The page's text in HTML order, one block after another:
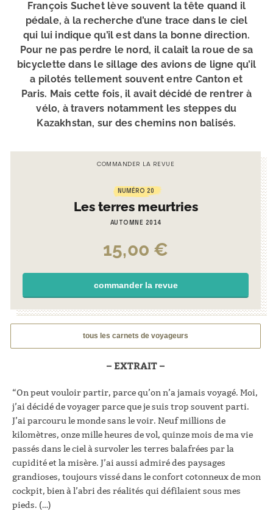
François Suchet lève souvent la tête quand il
pédale, à la recherche d’une trace dans le ciel
qui lui indique qu’il est dans la bonne direction.
Pour ne pas perdre le nord, il calait la roue de sa
bicyclette dans le sillage des avions de ligne qu’il
a pilotés tellement souvent entre Canton et
Paris. Mais cette fois, il avait décidé de rentrer à
vélo, à travers notamment les steppes du
Kazakhstan, sur des chemins non balisés.
COMMANDER LA REVUE
NUMÉRO 20
Les terres meurtries
AUTOMNE 2014
15,00 €
commander la revue
tous les carnets de voyageurs
– EXTRAIT –
“On peut vouloir partir, parce qu’on n’a jamais voyagé. Moi,
j’ai décidé de voyager parce que je suis trop souvent parti.
J’ai parcouru le monde sans le voir. Neuf millions de
kilomètres, onze mille heures de vol, quinze mois de ma vie
passés dans le ciel à survoler les terres balafrées par la
cupidité et la misère. J’ai aussi admiré des paysages
grandioses, toujours vissé dans le confort cotonneux de mon
cockpit, bien à l’abri des réalités qui défilaient sous mes
pieds. (…)